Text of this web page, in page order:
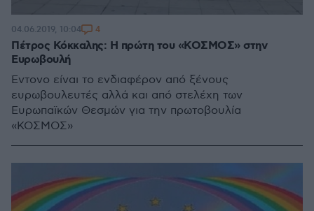
Πέτρος Κόκκαλης: Η πρώτη του «ΚΟΣΜΟΣ» στην
Ευρωβουλή
Έντονο είναι το ενδιαφέρον από ξένους
ευρωβουλευτές αλλά και από στελέχη των
Ευρωπαϊκών Θεσμών για την πρωτοβουλία
«ΚΟΣΜΟΣ»
04.06.2019, 10:04 4